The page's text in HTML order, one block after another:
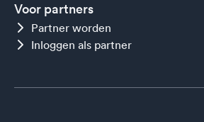
Voor partners
Partner worden
Inloggen als partner